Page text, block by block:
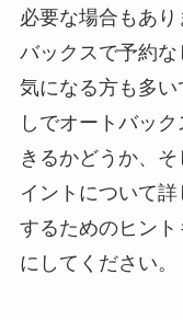
必要な場合もあ
バックスで予約
気になる方も多
しでオートバッ
きるかどうか、
イントについて
するためのヒン
にしてください。